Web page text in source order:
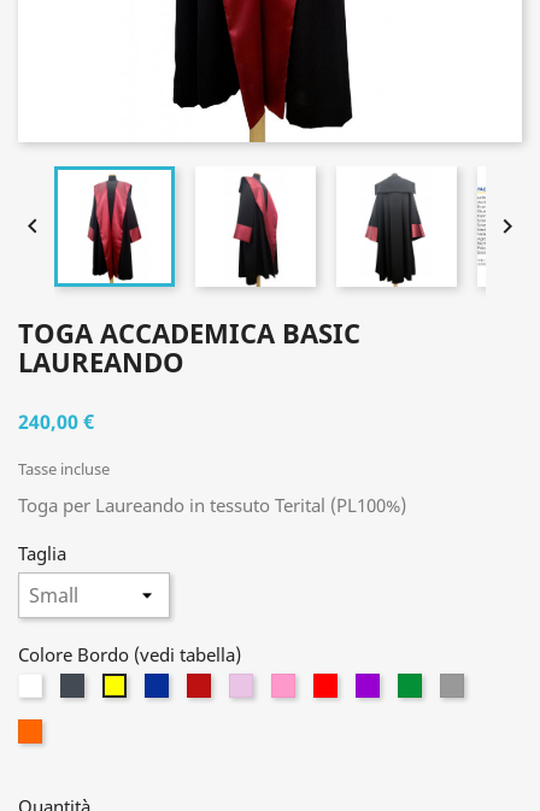
 
TOGA ACCADEMICA BASIC
LAUREANDO
240,00 €
Tasse incluse
Toga per Laureando in tessuto Terital (PL100%)
Taglia
Colore Bordo (vedi tabella)
Quantità